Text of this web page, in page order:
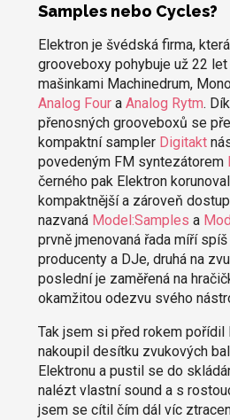
Samples nebo Cycles?
Elektron je švédská firma,
grooveboxy pohybuje už 22
mašinkami Machinedrum,
Analog Foura Analog Rytm.
přenosných grooveboxů se
kompaktní sampler Digitakt
povedeným FM syntezátorem
černého pak Elektron
kompaktnější a zároveň
nazvaná Model:Samples a
prvně jmenovaná řada míří
producenty a DJe, druhá na
poslední je zaměřená na
okamžitou odezvu svého
Tak jsem si před rokem pořídil
nakoupil desítku zvukových
Elektronu a pustil se do
nalézt vlastní sound a s
jsem se cítil čím dál víc